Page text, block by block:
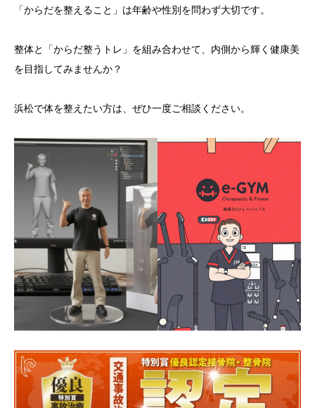
「からだを整えること」は年齢や性別を問わず大切です。
整体と「からだ整うトレ」を組み合わせて、内側から輝く健康美
を目指してみませんか？
浜松で体を整えたい方は、ぜひ一度ご相談ください。